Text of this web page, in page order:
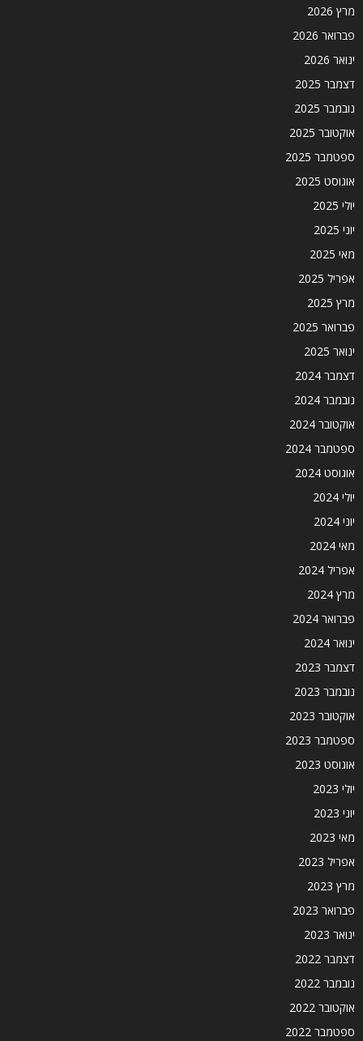
מרץ 2026
פברואר 2026
ינואר 2026
דצמבר 2025
נובמבר 2025
אוקטובר 2025
ספטמבר 2025
אוגוסט 2025
יולי 2025
יוני 2025
מאי 2025
אפריל 2025
מרץ 2025
פברואר 2025
ינואר 2025
דצמבר 2024
נובמבר 2024
אוקטובר 2024
ספטמבר 2024
אוגוסט 2024
יולי 2024
יוני 2024
מאי 2024
אפריל 2024
מרץ 2024
פברואר 2024
ינואר 2024
דצמבר 2023
נובמבר 2023
אוקטובר 2023
ספטמבר 2023
אוגוסט 2023
יולי 2023
יוני 2023
מאי 2023
אפריל 2023
מרץ 2023
פברואר 2023
ינואר 2023
דצמבר 2022
נובמבר 2022
אוקטובר 2022
ספטמבר 2022